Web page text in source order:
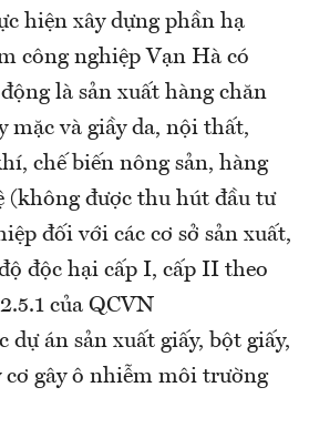
hiện xây dựng phần hạ
công nghiệp Vạn Hà có
là sản xuất hàng chăn
mặc và giầy da, nội thất,
chế biến nông sản, hàng
(không được thu hút đầu tư
đối với các cơ sở sản xuất,
độc hại cấp I, cấp II theo
của QCVN
dự án sản xuất giấy, bột giấy,
cơ gây ô nhiễm môi trường